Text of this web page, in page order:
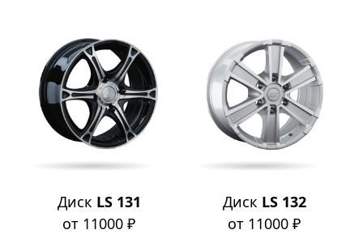
Диск LS 131
от 11000 ₽
Диск LS 132
от 11000 ₽